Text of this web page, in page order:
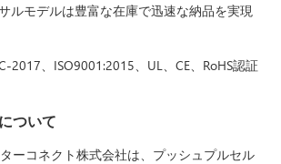
ルモデルは豊富な在庫で迅速な納品を実現
2017、ISO9001:2015、UL、CE、RoHS認証
ついて
ーコネクト株式会社は、プッシュプルセル